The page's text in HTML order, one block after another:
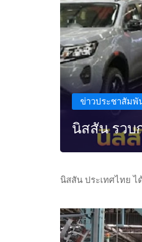
ข่าวประชาสัมพั
นิสสัน รวบ
นิสสัน ประเทศไทย ไ